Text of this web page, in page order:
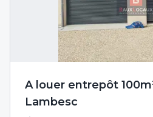
A louer entrepôt
Lambesc